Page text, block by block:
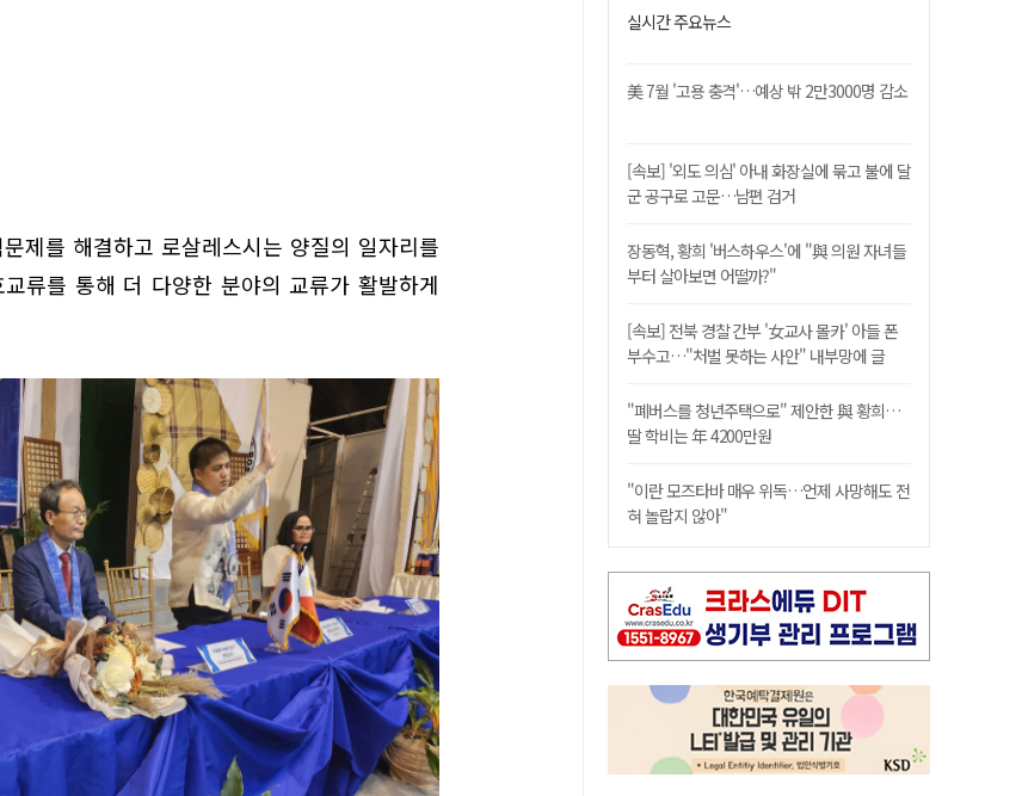
제를 해결하고 로살레스시는 양질의 일자리를
류를 통해 더 다양한 분야의 교류가 활발하게
실시간 주요뉴스
美 7월 '고용 충격'…예상 밖 2만3000명 감소
[속보] '외도 의심' 아내 화장실에 묶고 불에 달
군 공구로 고문…남편 검거
장동혁, 황희 '버스하우스'에 "與 의원 자녀들
부터 살아보면 어떨까?"
[속보] 전북 경찰 간부 '女교사 몰카' 아들 폰
부수고…"처벌 못하는 사안" 내부망에 글
"폐버스를 청년주택으로" 제안한 與 황희…
딸 학비는 年 4200만원
"이란 모즈타바 매우 위독…언제 사망해도 전
혀 놀랍지 않아"